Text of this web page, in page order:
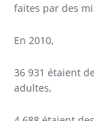
faites par des
En 2010,
36 931 étaient
adultes,